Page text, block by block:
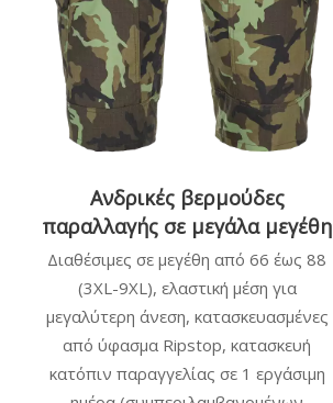
Ανδρικές βερμούδες
παραλλαγής σε μεγάλα μεγέθη
Διαθέσιμες σε μεγέθη από 66 έως 88
(3XL-9XL), ελαστική μέση για
μεγαλύτερη άνεση, κατασκευασμένες
από ύφασμα Ripstop, κατασκευή
κατόπιν παραγγελίας σε 1 εργάσιμη